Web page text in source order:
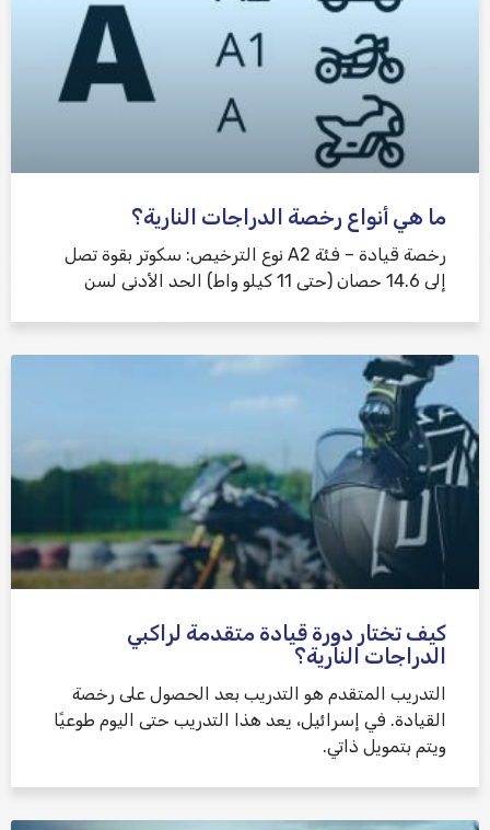
ما هي أنواع رخصة الدراجات النارية؟
رخصة قيادة – فئة A2 نوع الترخيص: سكوتر بقوة تصل
إلى 14.6 حصان (حتى 11 كيلو واط) الحد الأدنى لسن
كيف تختار دورة قيادة متقدمة لراكبي
الدراجات النارية؟
التدريب المتقدم هو التدريب بعد الحصول على رخصة
القيادة. في إسرائيل، يعد هذا التدريب حتى اليوم طوعيًا
ويتم بتمويل ذاتي.